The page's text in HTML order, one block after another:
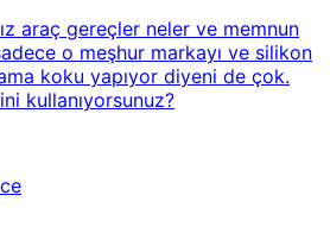
araç gereçler neler ve memnun
o meşhur markayı ve silikon
koku yapıyor diyeni de çok.
kullanıyorsunuz?